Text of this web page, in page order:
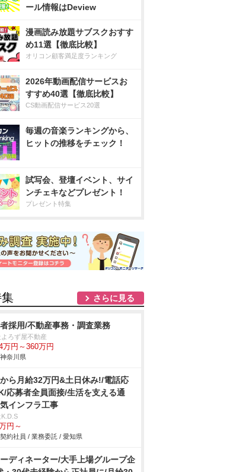
ール情報はDeview
漫画読み放題サブスクおすす
め11選【徹底比較】
オリコン顧客満足度ランキング
2026年動画配信サービスお
すすめ40選【徹底比較】
CS動画配信サービス20選
毎週の音楽ランキングから、
ヒットの推移をチェック！
試写会、登壇イベント、サイ
ンチェキなどプレゼント！
プレゼント特集
さらに見る
採用/不動産事務・調査業務
ろず屋不動産
万円～360万円
奈川県
ら月給32万円&土日休み!/電話応
応募者全員面接/生活を支える通
インフラ工事
円～
約社員 / 業務委託 / 愛知県
ディネーター/大手上場グループ企